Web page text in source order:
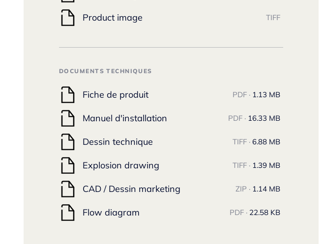
Product image TIFF
DOCUMENTS TECHNIQUES
Fiche de produit PDF · 1.13 MB
Manuel d'installation PDF · 16.33 MB
Dessin technique TIFF · 6.88 MB
Explosion drawing TIFF · 1.39 MB
CAD / Dessin marketing ZIP · 1.14 MB
Flow diagram PDF · 22.58 KB